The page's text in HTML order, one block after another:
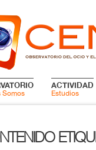
Somos
ACTIVIDAD
Estudios